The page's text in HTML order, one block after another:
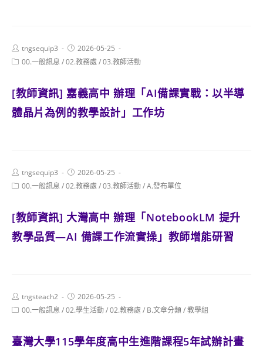
Post
author:
tngsequip3
Post
published:
2026-05-25
Post00.一般訊息 /02.教務處 /03.教師活動
[教師資訊] 嘉義高中 辦理「AI備課實戰：以半導
體晶片為例的教學設計」工作坊
Post
author:
tngsequip3
Post
published:
2026-05-25
Post00.一般訊息 /02.教務處 /03.教師活動/A.發布單位
[教師資訊] 大灣高中 辦理「NotebookLM 提升
教學品質—AI 備課工作流實操」教師增能研習
Post
author:
tngsteach2
Post
published:
2026-05-25
Post00.一般訊息 /02.學生活動/02.教務處 / B.文章分類/教學組
臺灣大學115學年度高中生進階課程5年試辦計畫